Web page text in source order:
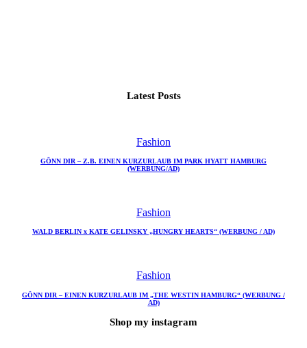
Latest Posts
Fashion
GÖNN DIR – Z.B. EINEN KURZURLAUB IM PARK HYATT HAMBURG
(WERBUNG/AD)
Fashion
WALD BERLIN x KATE GELINSKY „HUNGRY HEARTS“ (WERBUNG / AD)
Fashion
GÖNN DIR – EINEN KURZURLAUB IM „THE WESTIN HAMBURG“ (WERBUNG /
AD)
Shop my instagram